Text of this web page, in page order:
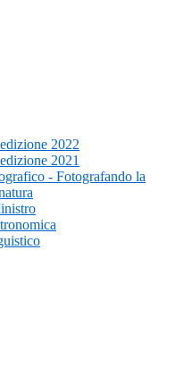
2022
2021
- Fotografando la